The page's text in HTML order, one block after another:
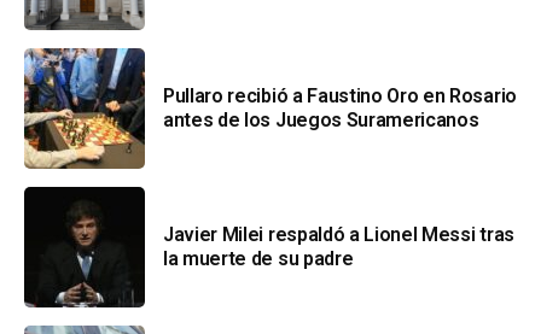
Pullaro recibió a Faustino Oro en Rosario
antes de los Juegos Suramericanos
Javier Milei respaldó a Lionel Messi tras
la muerte de su padre